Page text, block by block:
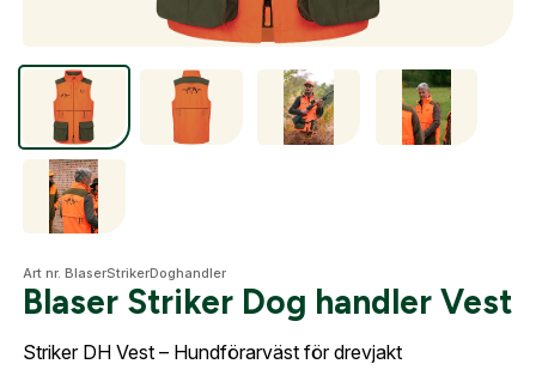
Optik
Mer
Mitt konto
Art nr. BlaserStrikerDoghandler
Blaser Striker Dog handler Vest
Striker DH Vest – Hundförarväst för drevjakt